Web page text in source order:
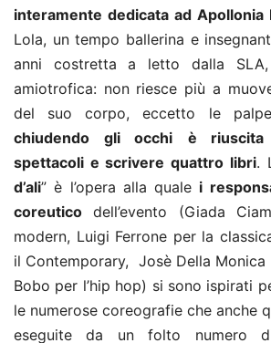
interamente dedicata ad Apollonia
Lola, un tempo ballerina e
anni costretta a letto dalla SLA,
amiotrofica: non riesce più a
del suo corpo, eccetto le
chiudendo gli occhi
è riuscita
spettacoli e scrivere quattro libri.
d’ali” è l’opera alla quale i
coreutico dell’evento (Giada
modern, Luigi Ferrone per la
il Contemporary, Josè Della
Bobo per l’hip hop) si sono ispirati
le numerose coreografie che anche
eseguite da un folto numero